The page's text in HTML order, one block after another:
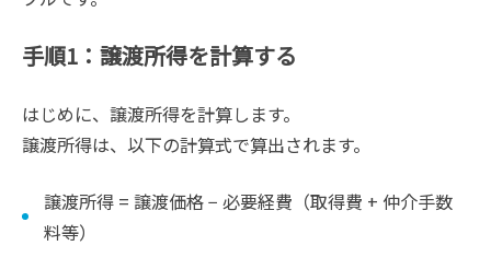
手順1：譲渡所得を計算する
はじめに、譲渡所得を計算します。
譲渡所得は、以下の計算式で算出されます。
譲渡所得 = 譲渡価格 − 必要経費（取得費 + 仲介手数
料等）